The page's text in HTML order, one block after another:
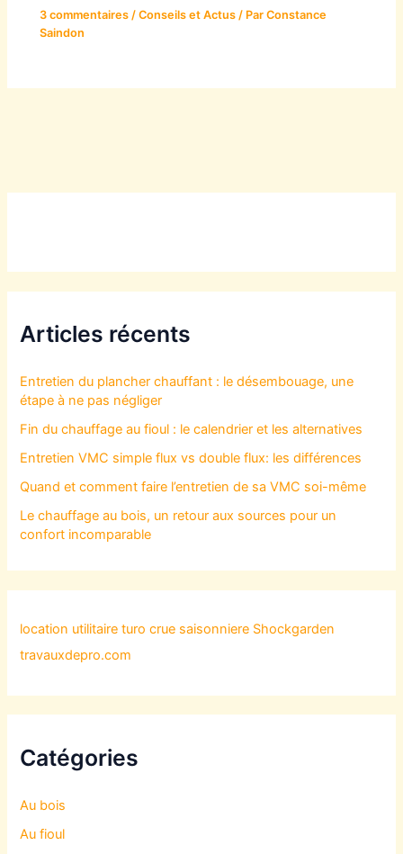
3 commentaires /Conseils et Actus / ParConstance
Saindon
Articles récents
Entretien du plancher chauffant : le désembouage, une
étape à ne pas négliger
Fin du chauffage au fioul : le calendrier et les alternatives
Entretien VMC simple flux vs double flux: les différences
Quand et comment faire l’entretien de sa VMC soi-même
Le chauffage au bois, un retour aux sources pour un
confort incomparable
location utilitaire turo crue saisonniere Shockgarden
travauxdepro.com
Catégories
Au bois
Au fioul